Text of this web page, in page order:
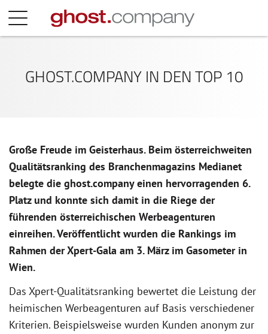
GHOST.COMPANY IN DEN TOP 10
Große Freude im Geisterhaus. Beim österreichweiten
Qualitätsranking des Branchenmagazins Medianet
belegte die ghost.company einen hervorragenden 6.
Platz und konnte sich damit in die Riege der
führenden österreichischen Werbeagenturen
einreihen. Veröffentlicht wurden die Rankings im
Rahmen der Xpert-Gala am 3. März im Gasometer in
Wien.
Das Xpert-Qualitätsranking bewertet die Leistung der
heimischen Werbeagenturen auf Basis verschiedener
Kriterien. Beispielsweise wurden Kunden anonym zur